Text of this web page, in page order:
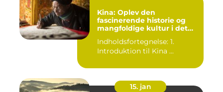
Kina: Oplev den
fascinerende historie og
mangfoldige kultur i det
Indholdsfortegnelse: 1.
Introduktion til Kina ...
15. jan